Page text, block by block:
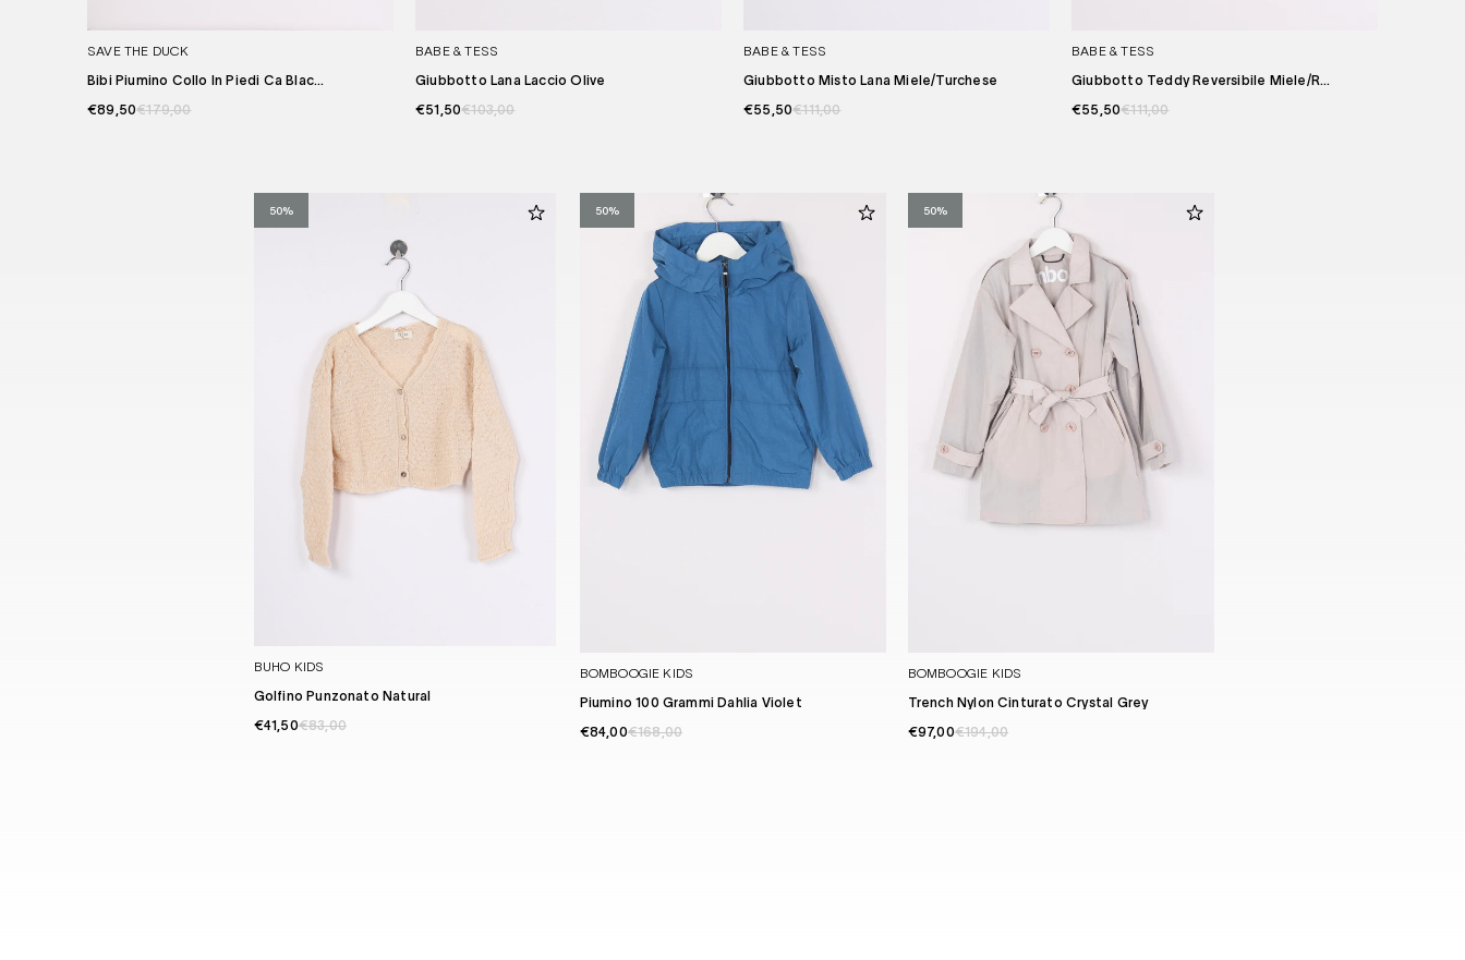
SAVE THE DUCK
Bibi Piumino Collo In Piedi Ca Blac...
€89,50€179,00
BABE & TESS
Giubbotto Lana Laccio Olive
€51,50€103,00
BABE & TESS
Giubbotto Misto Lana Miele/turchese
€55,50€111,00
BABE & TESS
Giubbotto Teddy Reversibile Miele/r...
€55,50€111,00
50%
BUHO KIDS
Golfino Punzonato Natural
€41,50€83,00
50%
BOMBOOGIE KIDS
Piumino 100 Grammi Dahlia Violet
€84,00€168,00
50%
BOMBOOGIE KIDS
Trench Nylon Cinturato Crystal Grey
€97,00€194,00